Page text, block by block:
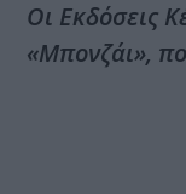
Οι Εκδόσεις
«Μπονζάι»,